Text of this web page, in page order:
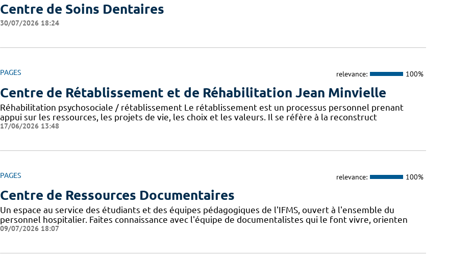
Centre de Soins Dentaires
30/07/2026 18:24
PAGES relevance: 100%
Centre de Rétablissement et de Réhabilitation Jean Minvielle
Réhabilitation psychosociale / rétablissement Le rétablissement est un processus personnel prenant
appui sur les ressources, les projets de vie, les choix et les valeurs. Il se réfère à la reconstruct
17/06/2026 13:48
PAGES relevance: 100%
Centre de Ressources Documentaires
Un espace au service des étudiants et des équipes pédagogiques de l'IFMS, ouvert à l'ensemble du
personnel hospitalier. Faites connaissance avec l'équipe de documentalistes qui le font vivre, orienten
09/07/2026 18:07